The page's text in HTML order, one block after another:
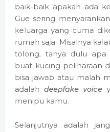
baik-baik apakah ada
Gue sering
keluarga yang cuma
rumah saja. Misalnya
tolong, tanya dulu apa
buat kucing peliharaan
bisa jawab atau malah
adalah deepfake voice
menipu kamu.
Selanjutnya adalah